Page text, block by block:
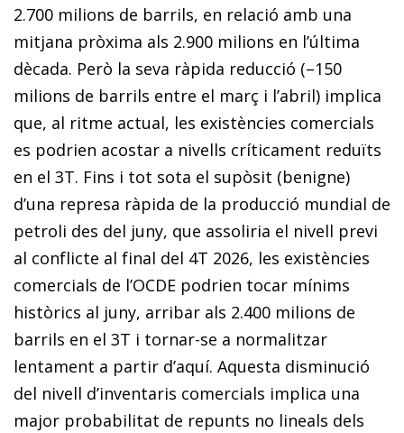
2.700 milions de barrils, en relació amb una
mitjana pròxima als 2.900 milions en l’última
dècada. Però la seva ràpida reducció (–150
milions de barrils entre el març i l’abril) implica
que, al ritme actual, les existències comercials
es podrien acostar a nivells críticament reduïts
en el 3T. Fins i tot sota el supòsit (benigne)
d’una represa ràpida de la producció mundial de
petroli des del juny, que assoliria el nivell previ
al conflicte al final del 4T 2026, les existències
comercials de l’OCDE podrien tocar mínims
històrics al juny, arribar als 2.400 milions de
barrils en el 3T i tornar-se a normalitzar
lentament a partir d’aquí. Aquesta disminució
del nivell d’inventaris comercials implica una
major probabilitat de repunts no lineals dels